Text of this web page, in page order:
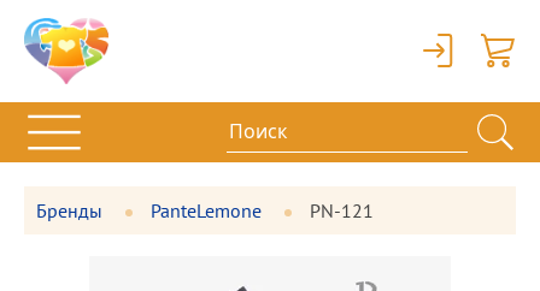
Вход
Бренды PanteLemone PN-121